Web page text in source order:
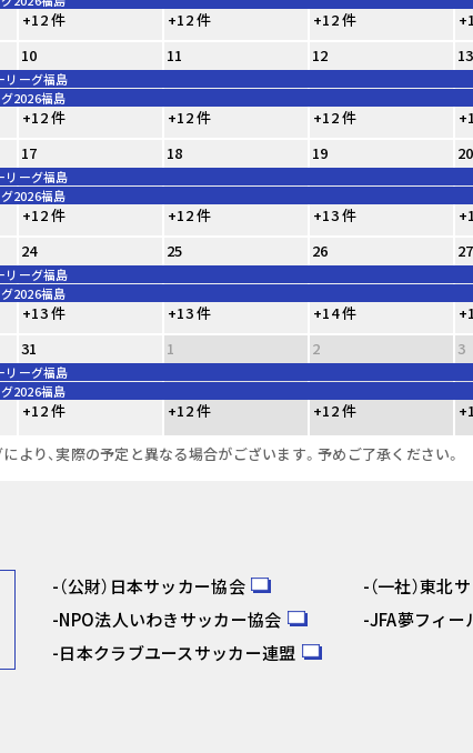
+12 件 +12 件 +12 件
10 11 12 13
リーグ福島
2026福島
+12 件 +12 件 +12 件
17 18 19 20
リーグ福島
2026福島
+12 件 +12 件 +13 件
24 25 26 27
リーグ福島
2026福島
+13 件 +13 件 +14 件
31 1 2 3
リーグ福島
2026福島
+12 件 +12 件 +12 件
より、実際の予定と異なる場合がございます。予めご了承ください。
（公財）日本サッカー協会 （一社）東北
NPO法人いわきサッカー協会
JFA夢フィー
日本クラブユースサッカー連盟